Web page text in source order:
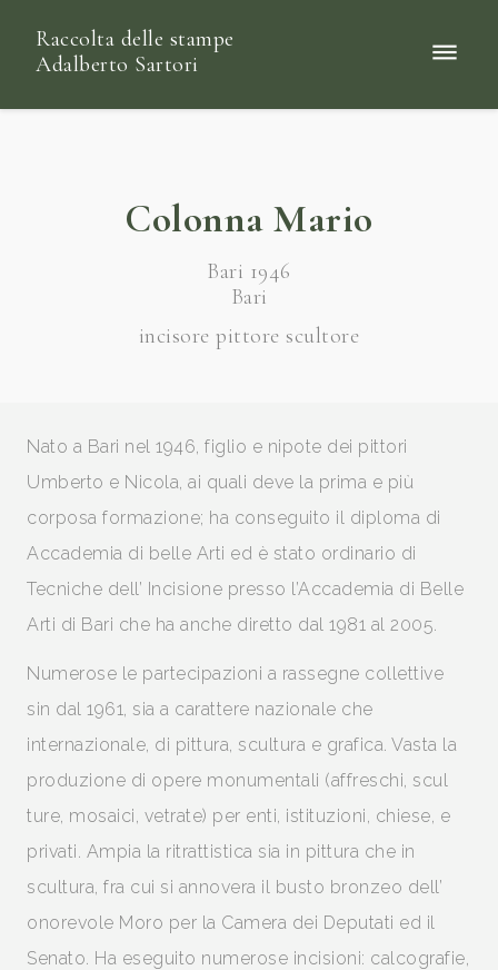
Raccolta delle stampe
Adalberto Sartori
Colonna Mario
Bari 1946
Bari
incisore pittore scultore
Nato a Bari nel 1946, figlio e nipote dei pittori
Umberto e Nicola, ai quali deve la prima e più
corposa formazione; ha conseguito il diploma di
Accademia di belle Arti ed è stato ordinario di
Tecniche dell’ Incisione presso l’Accademia di Belle
Arti di Bari che ha anche diretto dal 1981 al 2005.
Numerose le partecipazioni a rassegne collettive
sin dal 1961, sia a carattere nazionale che
internazionale, di pittura, scultura e grafica. Vasta la
produzione di opere monumentali (affreschi, scul
ture, mosaici, vetrate) per enti, istituzioni, chiese, e
privati. Ampia la ritrattistica sia in pittura che in
scultura, fra cui si annovera il busto bronzeo dell’
onorevole Moro per la Camera dei Deputati ed il
Senato. Ha eseguito numerose incisioni: calcografie,